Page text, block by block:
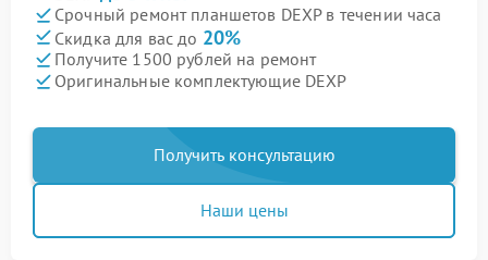
Срочный ремонт планшетов DEXP в течении часа
Скидка для вас до 20%
Получите 1500 рублей на ремонт
Оригинальные комплектующие DEXP
Получить консультацию
Наши цены